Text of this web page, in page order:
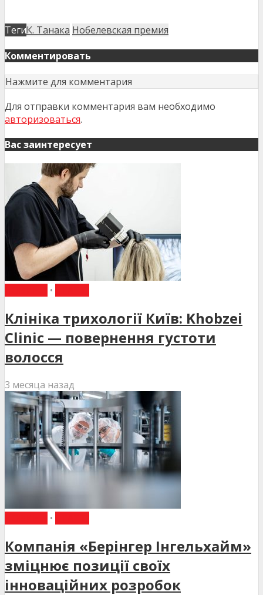
ТегиК. Танака Нобелевская премия
Комментировать
Нажмите для комментария
Для отправки комментария вам необходимо
авторизоваться.
Вас заинтересует
•
Клініка трихології Київ: Khobzei
Clinic — повернення густоти
волосся
3 месяца назад
•
Компанія «Берінгер Інгельхайм»
зміцнює позиції своїх
інноваційних розробок